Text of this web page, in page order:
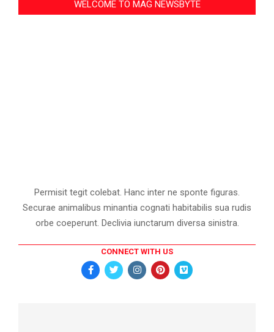
WELCOME TO MAG NEWSBYTE
Permisit tegit colebat. Hanc inter ne sponte figuras.
Securae animalibus minantia cognati habitabilis sua rudis
orbe coeperunt. Declivia iunctarum diversa sinistra.
CONNECT WITH US